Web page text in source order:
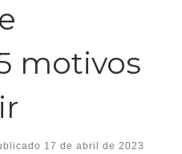
motivos
17 de abril de 2023